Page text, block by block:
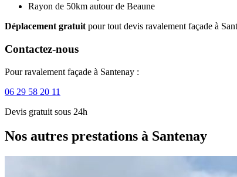
Rayon de 50km autour de Beaune
Déplacement gratuit pour tout devis ravalement façade à
Contactez-nous
Pour ravalement façade à Santenay :
06 29 58 20 11
Devis gratuit sous 24h
Nos autres prestations à Santenay